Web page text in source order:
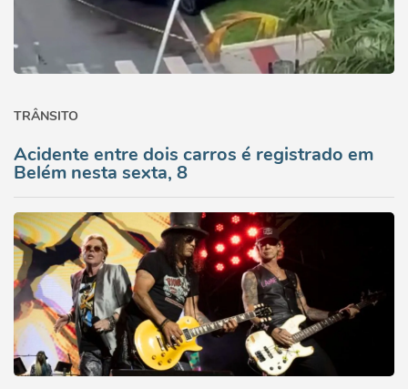
TRÂNSITO
Acidente entre dois carros é registrado em
Belém nesta sexta, 8